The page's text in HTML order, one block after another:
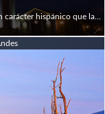
La ciudad de Salta fue fundada en 1582 y aún posee un carácter hispánico que la distingue del resto de las capitales argentinas. Su perfil urbano esta delineado por casas e iglesias de estilo colonial enmarcados por cerros circundantes. Recorrido panorámico por sus iglesias y museos: Cerro San Bernardo con vista panorámica de la ciudad, visita a la villa veraniega de San Lorenzo -ubicada a 10 km de la ciudad-, Universidad Nacional, Río Vaqueros, Quebrada de Castellanos, Lesser y el Mercado Artesanal.